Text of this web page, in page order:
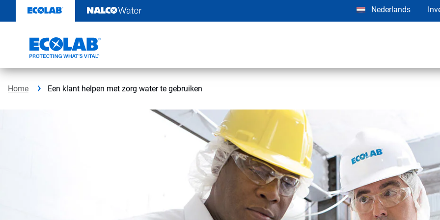
content
Nederlands
Home Een klant helpen met zorg water te gebruiken